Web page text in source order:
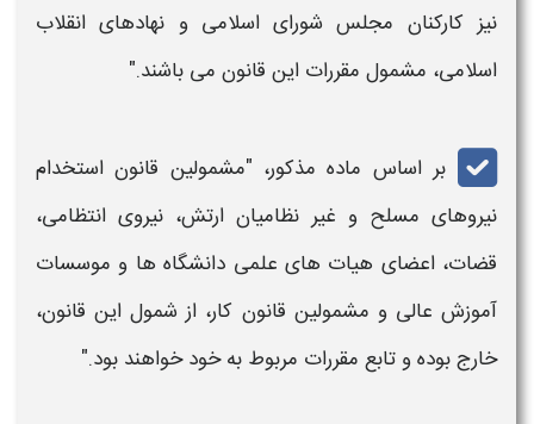
نیز کارکنان مجلس شورای اسلامی و نهادهای انقلاب
اسلامی، مشمول مقررات این‌ قانون می‌ باشند."
بر اساس ماده مذکور، "مشمولین قانون استخدام
نیروهای مسلح و غیر نظامیان ارتش، نیروی انتظامی،
قضات، اعضای هیات های علمی دانشگاه‌ ها و موسسات‌
آموزش عالی و مشمولین قانون کار، از شمول این قانون،
خارج بوده و تابع مقررات مربوط به خود خواهند بود."